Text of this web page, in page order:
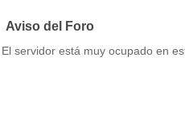
Aviso del Foro
El servidor está muy ocupado en